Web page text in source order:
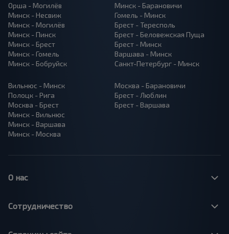
Орша - Могилёв
Минск - Несвиж
Минск - Могилёв
Минск - Пинск
Минск - Брест
Минск - Гомель
Минск - Бобруйск
Минск - Барановичи
Гомель - Минск
Брест - Тересполь
Брест - Беловежская Пуща
Брест - Минск
Варшава - Минск
Санкт-Петербург - Минск
Вильнюс - Минск
Полоцк - Рига
Москва - Брест
Минск - Вильнюс
Минск - Варшава
Минск - Москва
Москва - Барановичи
Брест - Люблин
Брест - Варшава
О нас
Сотрудничество